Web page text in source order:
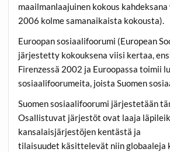
maailmanlaajuinen kokous kahdeksana
2006 kolme samanaikaista kokousta).
Euroopan sosiaalifoorumi (European
järjestetty kokouksena viisi kertaa,
Firenzessä 2002 ja Euroopassa toimii
sosiaalifoorumeita, joista Suomen
Suomen sosiaalifoorumi järjestetään
Osallistuvat järjestöt ovat laaja
kansalaisjärjestöjen kentästä ja
tilaisuudet käsittelevät niin globaaleja